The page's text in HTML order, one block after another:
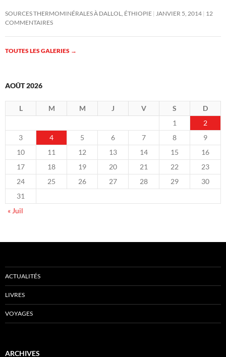
SOURCES THERMOMINÉRALES À DALLOL, ÉTHIOPIE JANVIER 5, 2014 12
COMMENTAIRES
TOUTES LES GALERIES →
AOÛT 2026
L M M J V S
D
1
2
3
4 5 6 7 8
9
10
11 12 13 14 15
16
17
18 19 20 21 22
23
24
25 26 27 28 29
30
31
« Juil
ACTUALITÉS
LIVRES
VOYAGES
ARCHIVES